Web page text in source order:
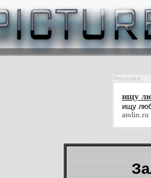
Реклама:
ищу
ищу
atolin.ru